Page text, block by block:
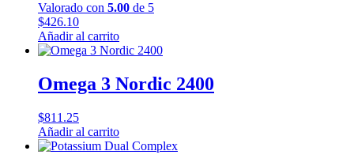
Valorado con 5.00 de 5
$426.10
Añadir al carrito
Omega 3 Nordic 2400
$811.25
Añadir al carrito